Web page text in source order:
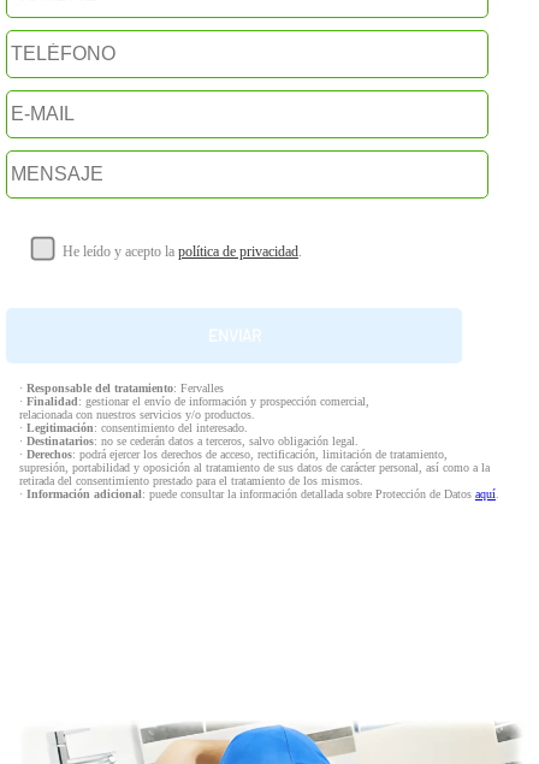
He leído y acepto la política de privacidad.
· Responsable del tratamiento: Fervalles
· Finalidad: gestionar el envío de información y prospección comercial,
relacionada con nuestros servicios y/o productos.
· Legitimación: consentimiento del interesado.
· Destinatarios: no se cederán datos a terceros, salvo obligación legal.
· Derechos: podrá ejercer los derechos de acceso, rectificación, limitación de tratamiento,
supresión, portabilidad y oposición al tratamiento de sus datos de carácter personal, así como a la
retirada del consentimiento prestado para el tratamiento de los mismos.
· Información adicional: puede consultar la información detallada sobre Protección de Datos aquí.